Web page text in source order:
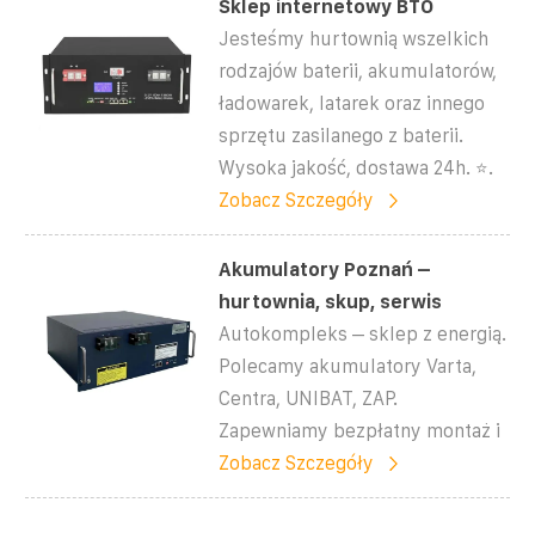
Sklep internetowy BTO
Jesteśmy hurtownią wszelkich
rodzajów baterii, akumulatorów,
ładowarek, latarek oraz innego
sprzętu zasilanego z baterii.
Wysoka jakość, dostawa 24h. ⭐️.
Zobacz Szczegóły
Akumulatory Poznań –
hurtownia, skup, serwis
Autokompleks – sklep z energią.
Polecamy akumulatory Varta,
Centra, UNIBAT, ZAP.
Zapewniamy bezpłatny montaż i
Zobacz Szczegóły